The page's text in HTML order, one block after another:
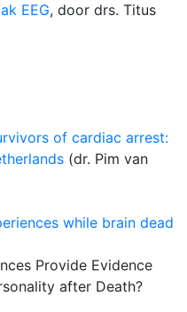
EEG, door drs. Titus
of cardiac arrest:
(dr. Pim van
while brain dead
Provide Evidence
after Death?